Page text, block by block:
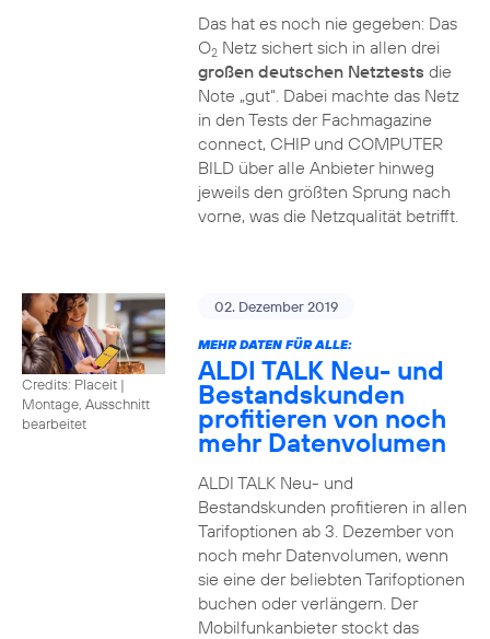
Das hat es noch nie gegeben: Das
O2Netz sichert sich in allen drei
großen deutschen Netztests die
Note „gut“. Dabei machte das Netz
in den Tests der Fachmagazine
connect, CHIP und COMPUTER
BILD über alle Anbieter hinweg
jeweils den größten Sprung nach
vorne, was die Netzqualität betrifft.
Credits: Placeit |
Montage, Ausschnitt
bearbeitet
02. Dezember 2019
MEHR DATEN FÜR ALLE:
ALDI TALK Neu- und
Bestandskunden
profitieren von noch
mehr Datenvolumen
ALDI TALK Neu- und
Bestandskunden profitieren in allen
Tarifoptionen ab 3. Dezember von
noch mehr Datenvolumen, wenn
sie eine der beliebten Tarifoptionen
buchen oder verlängern. Der
Mobilfunkanbieter stockt das